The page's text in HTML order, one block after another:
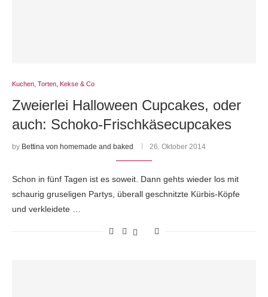
Kuchen, Torten, Kekse & Co
Zweierlei Halloween Cupcakes, oder
auch: Schoko-Frischkäsecupcakes
by Bettina von homemade and baked 26. Oktober 2014
Schon in fünf Tagen ist es soweit. Dann gehts wieder los mit
schaurig gruseligen Partys, überall geschnitzte Kürbis-Köpfe
und verkleidete …